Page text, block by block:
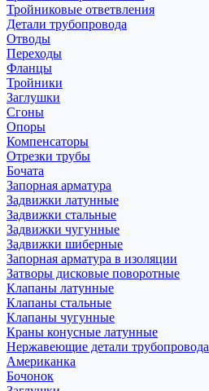
Тройниковые ответвления
Детали трубопровода
Отводы
Переходы
Фланцы
Тройники
Заглушки
Сгоны
Опоры
Компенсаторы
Отрезки трубы
Бочата
Запорная арматура
Задвижки латунные
Задвижки стальные
Задвижки чугунные
Задвижки шиберные
Запорная арматура в изоляции
Затворы дисковые поворотные
Клапаны латунные
Клапаны стальные
Клапаны чугунные
Краны конусные латунные
Нержавеющие детали трубопровода
Американка
Бочонок